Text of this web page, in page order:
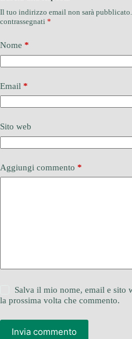
Il tuo indirizzo email non sarà pubblicato.
contrassegnati *
Nome *
Email *
Sito web
Aggiungi commento *
Salva il mio nome, email e sito
la prossima volta che commento.
Invia commento